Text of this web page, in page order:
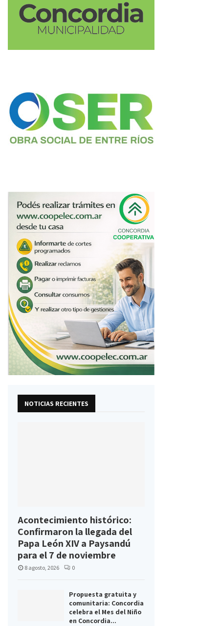
NOTICIAS RECIENTES
Acontecimiento histórico:
Confirmaron la llegada del
Papa León XIV a Paysandú
para el 7 de noviembre
8 agosto, 2026 0
Propuesta gratuita y
comunitaria: Concordia
celebra el Mes del Niño
en Concordia...